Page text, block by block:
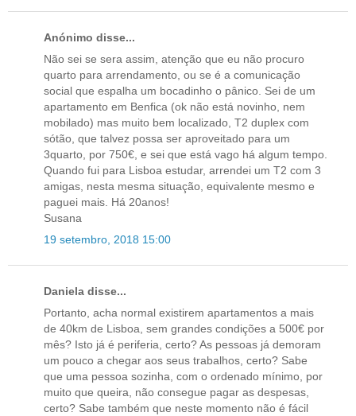
Anónimo disse...
Não sei se sera assim, atenção que eu não procuro
quarto para arrendamento, ou se é a comunicação
social que espalha um bocadinho o pânico. Sei de um
apartamento em Benfica (ok não está novinho, nem
mobilado) mas muito bem localizado, T2 duplex com
sótão, que talvez possa ser aproveitado para um
3quarto, por 750€, e sei que está vago há algum tempo.
Quando fui para Lisboa estudar, arrendei um T2 com 3
amigas, nesta mesma situação, equivalente mesmo e
paguei mais. Há 20anos!
Susana
19 setembro, 2018 15:00
Daniela disse...
Portanto, acha normal existirem apartamentos a mais
de 40km de Lisboa, sem grandes condições a 500€ por
mês? Isto já é periferia, certo? As pessoas já demoram
um pouco a chegar aos seus trabalhos, certo? Sabe
que uma pessoa sozinha, com o ordenado mínimo, por
muito que queira, não consegue pagar as despesas,
certo? Sabe também que neste momento não é fácil